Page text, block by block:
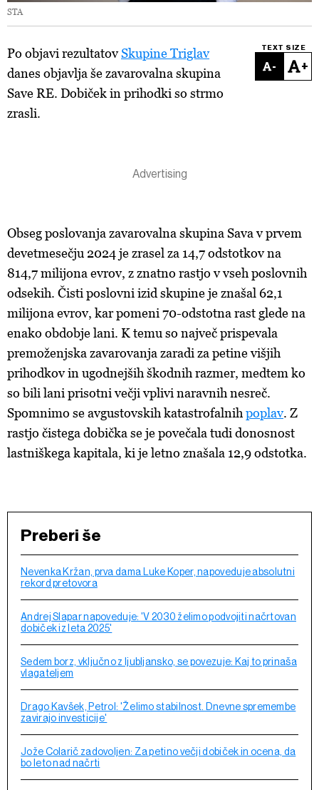
STA
TEXT SIZE
- +
Po objavi rezultatovSkupine Triglav
danes objavlja še zavarovalna skupina
Save RE. Dobiček in prihodki so strmo
zrasli.
Obseg poslovanja zavarovalna skupina Sava v prvem
devetmesečju 2024 je zrasel za 14,7 odstotkov na
814,7 milijona evrov, z znatno rastjo v vseh poslovnih
odsekih. Čisti poslovni izid skupine je znašal 62,1
milijona evrov, kar pomeni 70-odstotna rast glede na
enako obdobje lani. K temu so največ prispevala
premoženjska zavarovanja zaradi za petine višjih
prihodkov in ugodnejših škodnih razmer, medtem ko
so bili lani prisotni večji vplivi naravnih nesreč.
Spomnimo se avgustovskih katastrofalnihpoplav. Z
rastjo čistega dobička se je povečala tudi donosnost
lastniškega kapitala, ki je letno znašala 12,9 odstotka.
Preberi še
Nevenka Kržan, prva dama Luke Koper, napoveduje absolutni
rekord pretovora
Andrej Slapar napoveduje: 'V 2030 želimo podvojiti načrtovan
dobiček iz leta 2025'
Sedem borz, vključno z ljubljansko, se povezuje: Kaj to prinaša
vlagateljem
Drago Kavšek, Petrol: 'Želimo stabilnost. Dnevne spremembe
zavirajo investicije'
Jože Colarič zadovoljen: Za petino večji dobiček in ocena, da
bo leto nad načrti